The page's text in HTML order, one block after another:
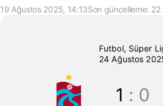
19 Ağustos 2025, 14:13Son güncelleme:
Trabzonspor-
Futbol, Süper
24 Ağustos
1 : 0